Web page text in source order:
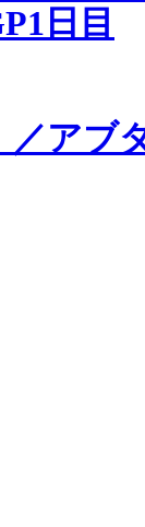
日目
アブ